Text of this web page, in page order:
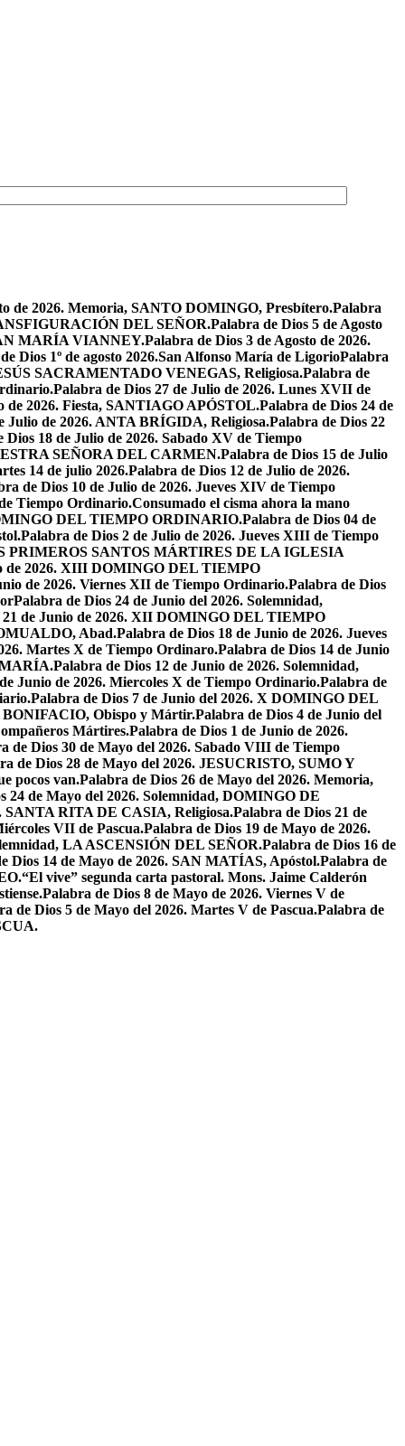
de 2026. Memoria, SANTO DOMINGO, Presbítero.Palabra
DEL SEÑOR.Palabra de Dios 5 de Agosto
MARÍA VIANNEY.Palabra de Dios 3 de Agosto de 2026.
Dios 1º de agosto 2026.San Alfonso María de LigorioPalabra
SACRAMENTADO VENEGAS, Religiosa.Palabra de
Palabra de Dios 27 de Julio de 2026. Lunes XVII de
de 2026. Fiesta, SANTIAGO APÓSTOL.Palabra de Dios 24 de
Julio de 2026. ANTA BRÍGIDA, Religiosa.Palabra de Dios 22
Dios 18 de Julio de 2026. Sabado XV de Tiempo
SEÑORA DEL CARMEN.Palabra de Dios 15 de Julio
14 de julio 2026.Palabra de Dios 12 de Julio de 2026.
de Dios 10 de Julio de 2026. Jueves XIV de Tiempo
Tiempo Ordinario.Consumado el cisma ahora la mano
DEL TIEMPO ORDINARIO.Palabra de Dios 04 de
Palabra de Dios 2 de Julio de 2026. Jueves XIII de Tiempo
PRIMEROS SANTOS MÁRTIRES DE LA IGLESIA
de 2026. XIII DOMINGO DEL TIEMPO
de 2026. Viernes XII de Tiempo Ordinario.Palabra de Dios
Palabra de Dios 24 de Junio del 2026. Solemnidad,
21 de Junio de 2026. XII DOMINGO DEL TIEMPO
Abad.Palabra de Dios 18 de Junio de 2026. Jueves
Martes X de Tiempo Ordinaro.Palabra de Dios 14 de Junio
MARÍA.Palabra de Dios 12 de Junio de 2026. Solemnidad,
Junio de 2026. Miercoles X de Tiempo Ordinario.Palabra de
Palabra de Dios 7 de Junio del 2026. X DOMINGO DEL
BONIFACIO, Obispo y Mártir.Palabra de Dios 4 de Junio del
Mártires.Palabra de Dios 1 de Junio de 2026.
de Dios 30 de Mayo del 2026. Sabado VIII de Tiempo
de Dios 28 de Mayo del 2026. JESUCRISTO, SUMO Y
pocos van.Palabra de Dios 26 de Mayo del 2026. Memoria,
24 de Mayo del 2026. Solemnidad, DOMINGO DE
SANTA RITA DE CASIA, Religiosa.Palabra de Dios 21 de
VII de Pascua.Palabra de Dios 19 de Mayo de 2026.
LA ASCENSIÓN DEL SEÑOR.Palabra de Dios 16 de
Dios 14 de Mayo de 2026. SAN MATÍAS, Apóstol.Palabra de
“El vive” segunda carta pastoral. Mons. Jaime Calderón
Palabra de Dios 8 de Mayo de 2026. Viernes V de
de Dios 5 de Mayo del 2026. Martes V de Pascua.Palabra de